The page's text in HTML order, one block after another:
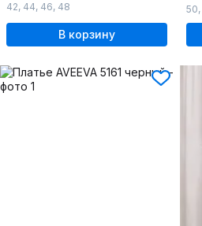
42, 44, 46, 48
В корзину
50,